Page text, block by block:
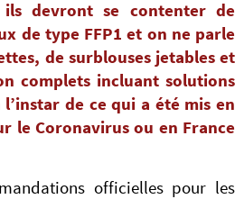
devront se contenter de
de type FFP1 et on ne parle
de surblouses jetables et
complets incluant solutions
de ce qui a été mis en
le Coronavirus ou en France
officielles pour les